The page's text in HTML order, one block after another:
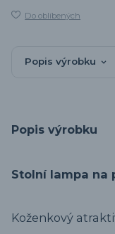
Do oblíbených
Popis výrobku
Popis výrobku
Stolní lampa na
Koženkový